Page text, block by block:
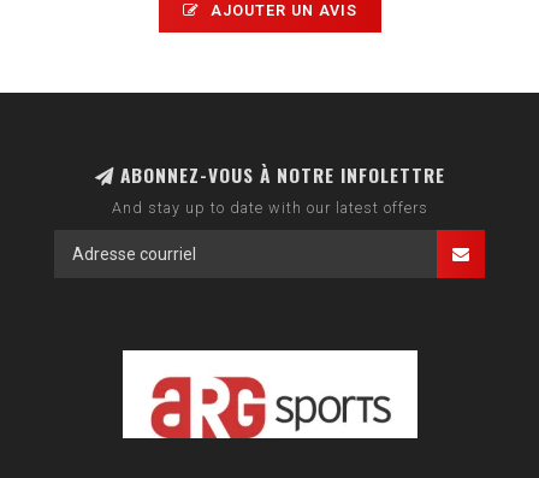
AJOUTER UN AVIS
ABONNEZ-VOUS À NOTRE INFOLETTRE
And stay up to date with our latest offers